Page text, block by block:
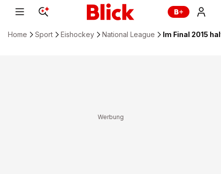
Home Sport Eishockey National League Im Final 2015